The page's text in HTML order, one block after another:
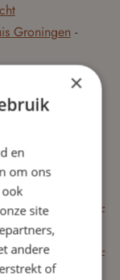
Groningen -
- Sluitingsdatum:
Onderwijs Midden-
Onderwijs Midden-
×
en
om ons
site
andere
of